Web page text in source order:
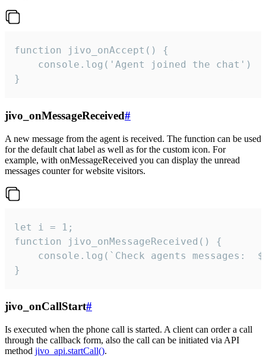
function jivo_onAccept() {
}
jivo_onMessageReceived#
A new message from the agent is received. The function can be used
for the default chat label as well as for the custom icon. For
example, with onMessageReceived you can display the unread
messages counter for website visitors.
let i = 1;
function jivo_onMessageReceived() {
}
jivo_onCallStart#
Is executed when the phone call is started. A client can order a call
through the callback form, also the call can be initiated via API
method jivo_api.startCall().